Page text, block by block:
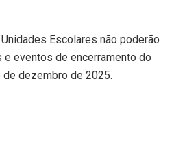
Escolares não poderão
eventos de encerramento do
dezembro de 2025.